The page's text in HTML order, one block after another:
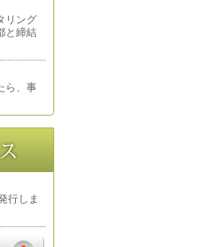
リング
と締結
ら、事
行しま